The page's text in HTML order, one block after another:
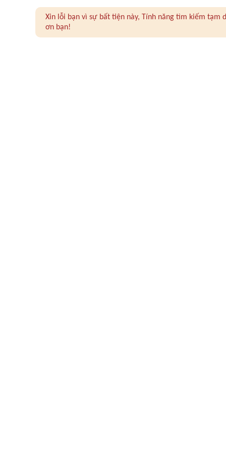
Xin lỗi bạn vì sự bất tiện này, Tính năng tìm kiếm
ơn bạn!